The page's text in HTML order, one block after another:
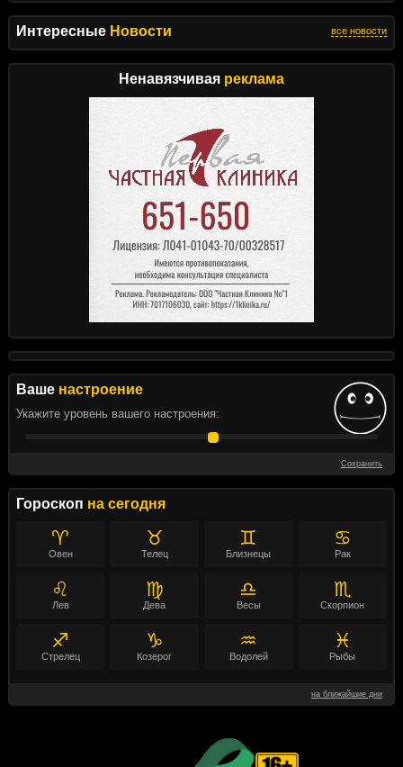
Интересные Новости все новости
Ненавязчивая реклама
Ваше настроение
Укажите уровень вашего настроения:
Сохранить
Гороскоп на сегодня
♈
Овен
♉
Телец
♊
Близнецы
♋
Рак
♌
Лев
♍
Дева
♎
Весы
♏
Скорпион
♐
Стрелец
♑
Козерог
♒
Водолей
♓
Рыбы
на ближайшие дни